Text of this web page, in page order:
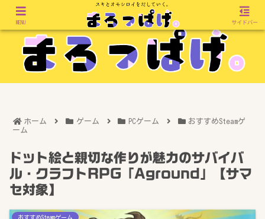
ホーム ゲーム PCゲーム
おすすめSteamゲ
ーム
ドット絵と親切な作りが魅力のサバイバ
ル・クラフトRPG「Aground」【サマ
セ対象】
おすすめSteamゲーム
MENU サイドバー